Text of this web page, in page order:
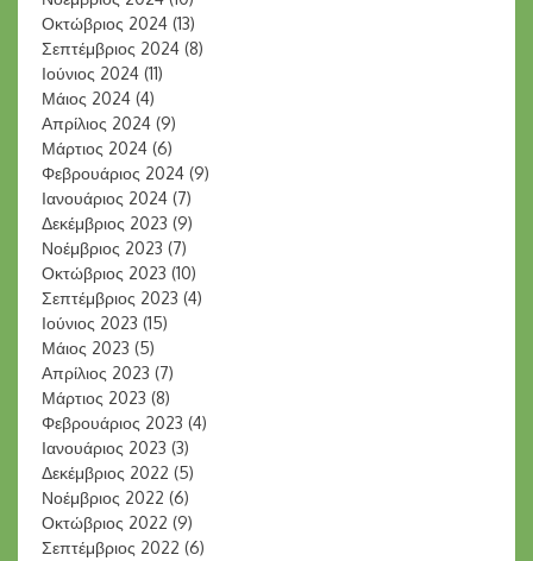
Οκτώβριος 2024 (13)
Σεπτέμβριος 2024 (8)
Ιούνιος 2024 (11)
Μάιος 2024 (4)
Απρίλιος 2024 (9)
Μάρτιος 2024 (6)
Φεβρουάριος 2024 (9)
Ιανουάριος 2024 (7)
Δεκέμβριος 2023 (9)
Νοέμβριος 2023 (7)
Οκτώβριος 2023 (10)
Σεπτέμβριος 2023 (4)
Ιούνιος 2023 (15)
Μάιος 2023 (5)
Απρίλιος 2023 (7)
Μάρτιος 2023 (8)
Φεβρουάριος 2023 (4)
Ιανουάριος 2023 (3)
Δεκέμβριος 2022 (5)
Νοέμβριος 2022 (6)
Οκτώβριος 2022 (9)
Σεπτέμβριος 2022 (6)